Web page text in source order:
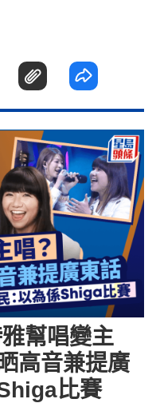
幫唱變主
高音兼提廣
比賽